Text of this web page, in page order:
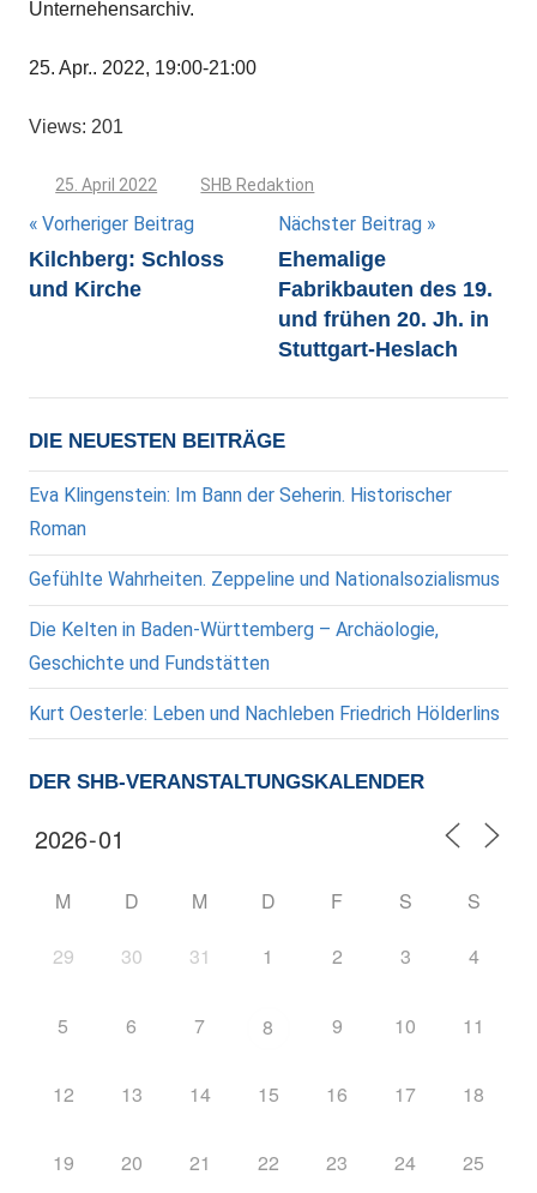
Unternehensarchiv.
25. Apr.. 2022, 19:00-21:00
Views: 201
25. April 2022 SHB Redaktion
Beitragsnavigation
Vorheriger Beitrag
Kilchberg: Schloss
und Kirche
Nächster Beitrag
Ehemalige
Fabrikbauten des 19.
und frühen 20. Jh. in
Stuttgart-Heslach
DIE NEUESTEN BEITRÄGE
Eva Klingenstein: Im Bann der Seherin. Historischer
Roman
Gefühlte Wahrheiten. Zeppeline und Nationalsozialismus
Die Kelten in Baden-Württemberg – Archäologie,
Geschichte und Fundstätten
Kurt Oesterle: Leben und Nachleben Friedrich Hölderlins
DER SHB-VERANSTALTUNGSKALENDER
M D M D F S S
29 30 31 1 2 3 4
5 6 7 8 9 10 11
12 13 14 15 16 17 18
19 20 21 22 23 24 25